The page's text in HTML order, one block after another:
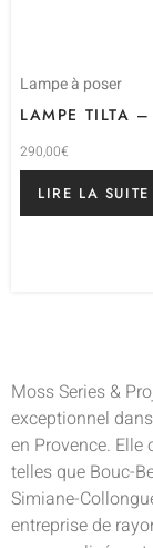
Lampe à poser
LAMPE TILTA
290,00€
LIRE LA SUITE
Moss Series &
exceptionnel
en Provence.
telles que Bouc-
Simiane-
entreprise de